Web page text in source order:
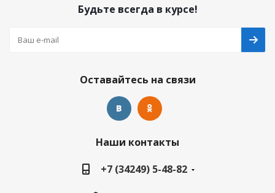
Будьте всегда в курсе!
Оставайтесь на связи
Наши контакты
+7 (34249) 5-48-82